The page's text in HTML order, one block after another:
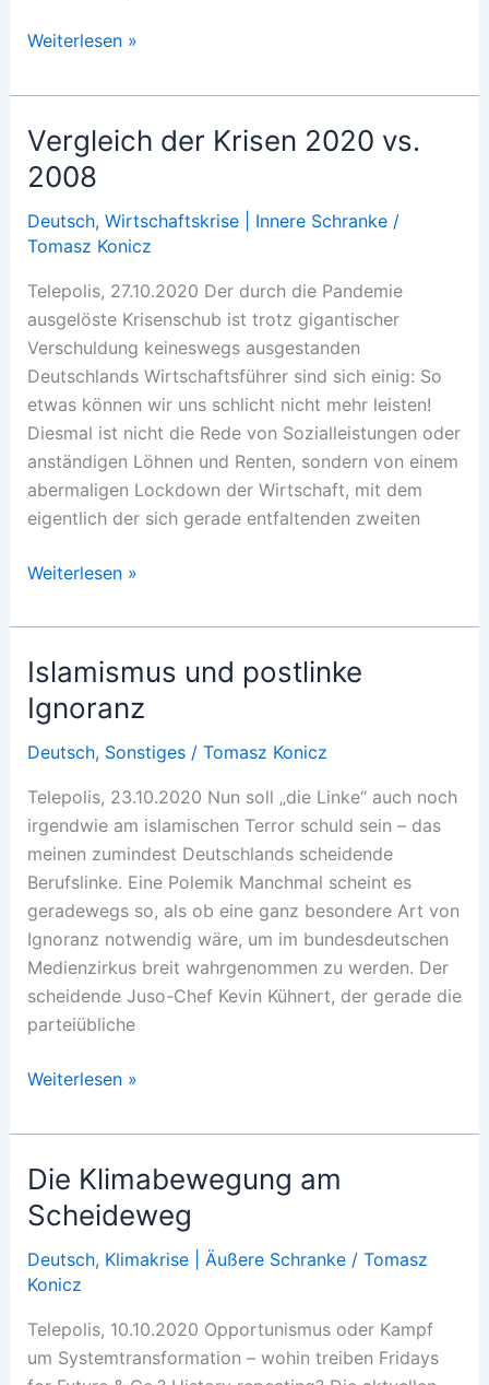
Braunstaat
Weiterlesen »
Vergleich der Krisen 2020 vs.
2008
Deutsch, Wirtschaftskrise | Innere Schranke/
Tomasz Konicz
Telepolis, 27.10.2020 Der durch die Pandemie
ausgelöste Krisenschub ist trotz gigantischer
Verschuldung keineswegs ausgestanden
Deutschlands Wirtschaftsführer sind sich einig: So
etwas können wir uns schlicht nicht mehr leisten!
Diesmal ist nicht die Rede von Sozialleistungen oder
anständigen Löhnen und Renten, sondern von einem
abermaligen Lockdown der Wirtschaft, mit dem
eigentlich der sich gerade entfaltenden zweiten
Vergleich
Krisen
2020
vs.
2008
Weiterlesen »
Islamismus und postlinke
Ignoranz
Deutsch, Sonstiges/ Tomasz Konicz
Telepolis, 23.10.2020 Nun soll „die Linke“ auch noch
irgendwie am islamischen Terror schuld sein – das
meinen zumindest Deutschlands scheidende
Berufslinke. Eine Polemik Manchmal scheint es
geradewegs so, als ob eine ganz besondere Art von
Ignoranz notwendig wäre, um im bundesdeutschen
Medienzirkus breit wahrgenommen zu werden. Der
scheidende Juso-Chef Kevin Kühnert, der gerade die
parteiübliche
Islamismus
postlinke
Ignoranz
Weiterlesen »
Die Klimabewegung am
Scheideweg
Deutsch, Klimakrise | Äußere Schranke/ Tomasz
Konicz
Telepolis, 10.10.2020 Opportunismus oder Kampf
um Systemtransformation – wohin treiben Fridays